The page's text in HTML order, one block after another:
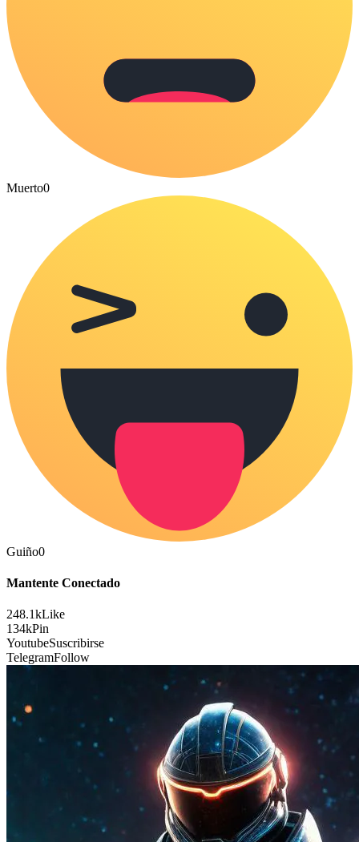
Muerto0
Guiño0
Mantente Conectado
248.1kLike
134kPin
YoutubeSuscribirse
TelegramFollow